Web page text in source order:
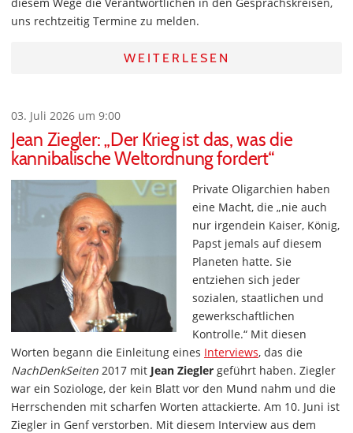
uns rechtzeitig Termine zu melden.
WEITERLESEN
03. Juli 2026 um 9:00
Jean Ziegler: „Der Krieg ist das, was die
kannibalische Weltordnung fordert“
Private Oligarchien haben
eine Macht, die „nie auch
nur irgendein Kaiser, König,
Papst jemals auf diesem
Planeten hatte. Sie
entziehen sich jeder
sozialen, staatlichen und
gewerkschaftlichen
Kontrolle.“ Mit diesen
Worten begann die Einleitung eines Interviews, das die
NachDenkSeiten 2017 mit Jean Ziegler geführt haben. Ziegler
war ein Soziologe, der kein Blatt vor den Mund nahm und die
Herrschenden mit scharfen Worten attackierte. Am 10. Juni ist
Ziegler in Genf verstorben. Mit diesem Interview aus dem